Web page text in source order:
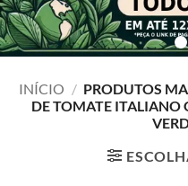
INÍCIO / PRODUTOS
DE TOMATE ITALIANO